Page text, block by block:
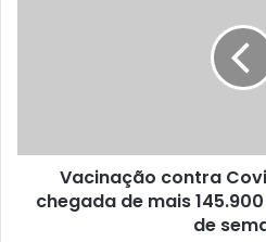
Vacinação contra
chegada de mais
de